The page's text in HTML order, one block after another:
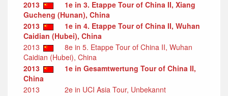
2013
1e in 3. Etappe Tour of China II, Xiang
Gucheng (Hunan), China
2013
1e in 4. Etappe Tour of China II, Wuhan
Caidian (Hubei), China
2013
8e in 5. Etappe Tour of China II, Wuhan
Caidian (Hubei), China
2013
1e in Gesamtwertung Tour of China II,
China
2013
2e in UCI Asia Tour, Unbekannt